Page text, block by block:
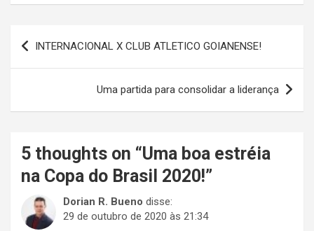
Navegação
de
INTERNACIONAL X CLUB ATLETICO GOIANENSE!
Uma partida para consolidar a liderança
5 thoughts on “Uma boa estréia
na Copa do Brasil 2020!”
Dorian R. Bueno disse:
29 de outubro de 2020 às 21:34